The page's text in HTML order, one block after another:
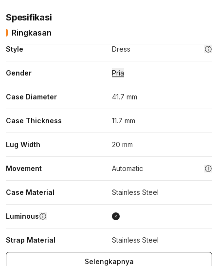
Spesifikasi
Ringkasan
Style Dress
Gender Pria
Case Diameter 41.7 mm
Case Thickness 11.7 mm
Lug Width 20 mm
Movement Automatic
Case Material Stainless Steel
Luminous
Strap Material Stainless Steel
Selengkapnya